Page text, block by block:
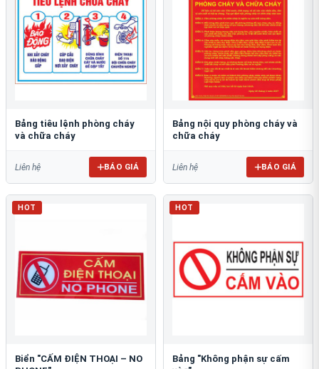
Bảng tiêu lệnh phòng cháy
và chữa cháy
Liên hệ BÁO GIÁ
Bảng nội quy phòng cháy và
chữa cháy
Liên hệ BÁO GIÁ
HOT
Biển "CẤM ĐIỆN THOẠI – NO
HOT
Bảng "Không phận sự cấm